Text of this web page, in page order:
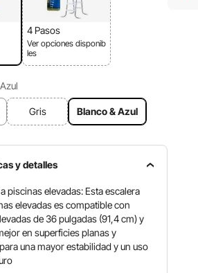
4 Pasos
Ver opciones disponib
les
Gris Blanco & Azul
y detalles
piscinas elevadas: Esta escalera
elevadas es compatible con
de 36 pulgadas (91,4 cm) y
en superficies planas y
una mayor estabilidad y un uso